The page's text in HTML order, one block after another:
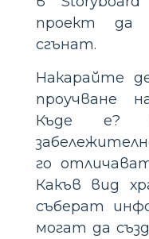
проект да
сгънат.
Накарайте
проучване
Къде е?
го
Какъв вид
съберат
могат да